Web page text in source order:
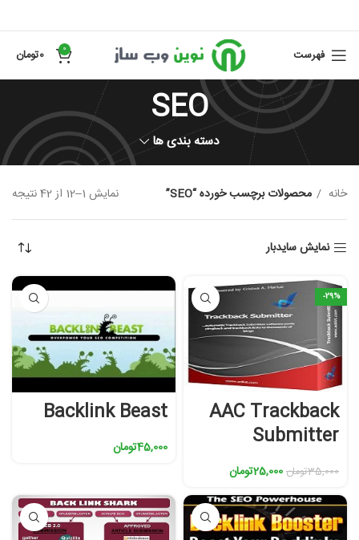
فهرست 0
0تومان
SEO
دسته بندی ها
خانه محصولات برچسب خورده “SEO” نمایش 1–12 از 42 نتیجه
نمایش سایدبار
-29%
AAC Trackback
Submitter
35,000تومان25,000تومان
Backlink Beast
45,000تومان